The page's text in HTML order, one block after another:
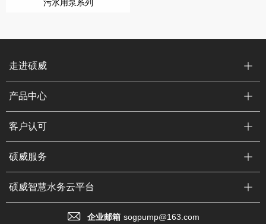
污水用泵系列
走进硕威
产品中心
客户认可
硕威服务
硕威智慧水务云平台
企业邮箱 sogpump@163.com